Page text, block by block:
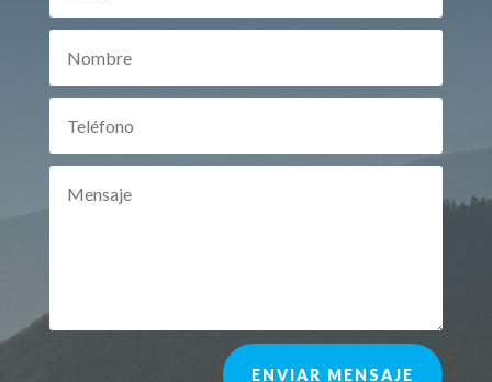
ENVIAR MENSAJE